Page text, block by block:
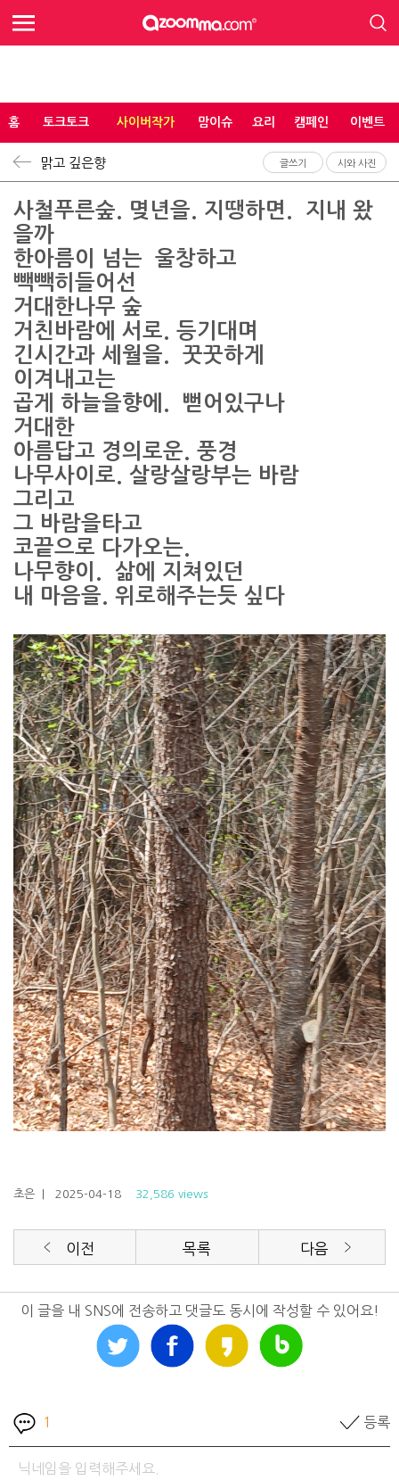
홈 토크토크 사이버작가 맘이슈 요리 캠페인 이벤트
맑고 깊은향 글쓰기 시와 사진
사철푸른숲. 몆년을. 지땡하면. 지내 왔
을까
한아름이 넘는 울창하고
빽빽히들어선
거대한나무 숲
거친바람에 서로. 등기대며
긴시간과 세월을. 꿋꿋하게
이겨내고는
곱게 하늘을향에. 뻗어있구나
거대한
아름답고 경의로운. 풍경
나무사이로. 살랑살랑부는 바람
그리고
그 바람을타고
코끝으로 다가오는.
나무향이. 삶에 지쳐있던
내 마음을. 위로해주는듯 싶다
초은 | 2025-04-18 32,586 views
이전 목록 다음
이 글을 내 SNS에 전송하고 댓글도 동시에 작성할 수 있어요!
1 등록